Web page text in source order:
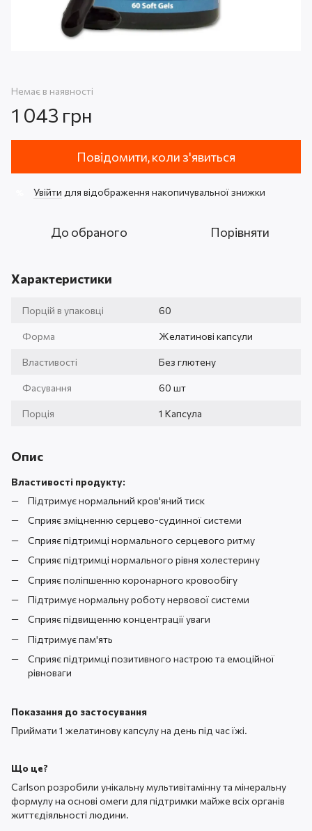
Немає в наявності
1 043 грн
Повідомити, коли з'явиться
Увійти для відображення накопичувальної знижки
До обраного Порівняти
Характеристики
Порцій в упаковці 60
Форма Желатинові капсули
Властивості Без глютену
Фасування 60 шт
Порція 1 Капсула
Опис
Властивості продукту:
Підтримує нормальний кров'яний тиск
Сприяє зміцненню серцево-судинної системи
Сприяє підтримці нормального серцевого ритму
Сприяє підтримці нормального рівня холестерину
Сприяє поліпшенню коронарного кровообігу
Підтримує нормальну роботу нервової системи
Сприяє підвищенню концентрації уваги
Підтримує пам'ять
Сприяє підтримці позитивного настрою та емоційної
рівноваги
Показання до застосування
Приймати 1 желатинову капсулу на день під час їжі.
Що це?
Carlson розробили унікальну мультивітамінну та мінеральну
формулу на основі омеги для підтримки майже всіх органів
життєдіяльності людини.